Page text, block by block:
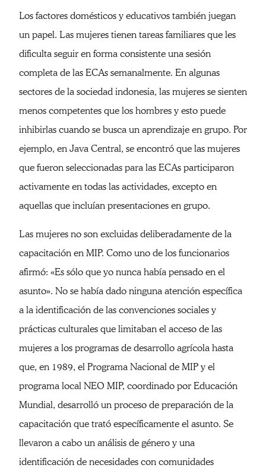
Los factores domésticos y educativos también juegan
un papel. Las mujeres tienen tareas familiares que les
dificulta seguir en forma consistente una sesión
completa de las ECAs semanalmente. En algunas
sectores de la sociedad indonesia, las mujeres se sienten
menos competentes que los hombres y esto puede
inhibirlas cuando se busca un aprendizaje en grupo. Por
ejemplo, en Java Central, se encontró que las mujeres
que fueron seleccionadas para las ECAs participaron
activamente en todas las actividades, excepto en
aquellas que incluían presentaciones en grupo.
Las mujeres no son excluidas deliberadamente de la
capacitación en MIP. Como uno de los funcionarios
afirmó: «Es sólo que yo nunca había pensado en el
asunto». No se había dado ninguna atención específica
a la identificación de las convenciones sociales y
prácticas culturales que limitaban el acceso de las
mujeres a los programas de desarrollo agrícola hasta
que, en 1989, el Programa Nacional de MIP y el
programa local NEO MIP, coordinado por Educación
Mundial, desarrolló un proceso de preparación de la
capacitación que trató específicamente el asunto. Se
llevaron a cabo un análisis de género y una
identificación de necesidades con comunidades